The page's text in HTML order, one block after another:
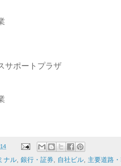
サポートプラザ
ナル, 銀行・証券, 自社ビル, 主要道路